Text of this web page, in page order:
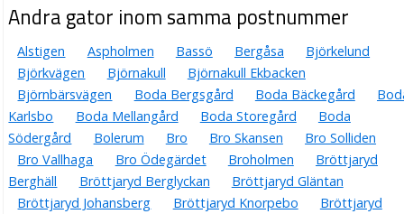
Andra gator inom samma postnummer
Alstigen Aspholmen Bassö Bergåsa
Björkelund
Björkvägen
Björnakull
Björnakull Ekbacken
Björnbärsvägen
Boda Bergsgård Boda Bäckegård
Karlsbo
Boda Mellangård Boda Storegård
Boda
Södergård
Bolerum Bro Bro Skansen
Bro Solliden
Bro Vallhaga
Bro Ödegärdet Broholmen
Bröttjaryd
Berghäll
Bröttjaryd Berglyckan
Bröttjaryd Gläntan
Bröttjaryd Johansberg
Bröttjaryd Knorpebo
Bröttjaryd